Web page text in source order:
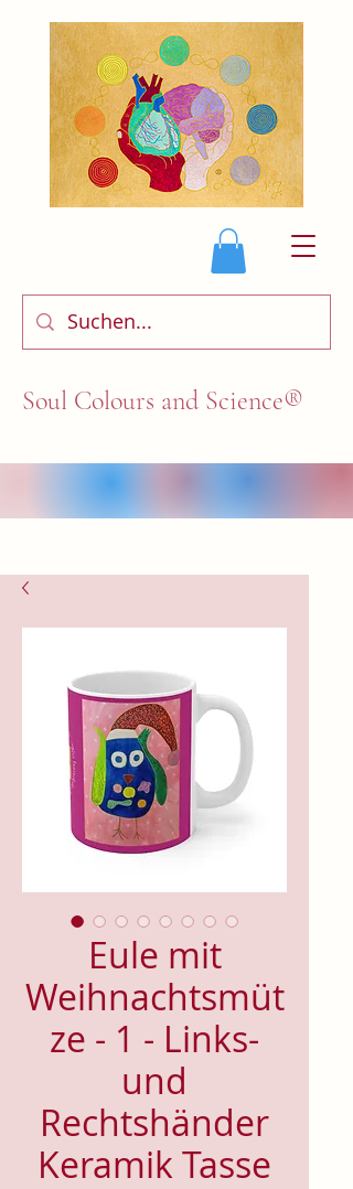
Soul Colours and Science®
Eule mit
Weihnachtsmüt
ze - 1 - Links-
und
Rechtshänder
Keramik Tasse